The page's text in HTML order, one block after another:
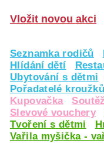
Vložit novou akci
Seznamka rodičů
Hlídání dětí
Ubytování s dětmi
Pořadatelé kroužků
Kupovačka
Slevové vouchery
Tvoření s dětmi
Vařila myšička -